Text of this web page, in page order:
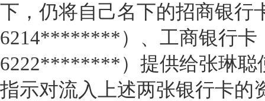
下，仍将自己名下的招商银行
6214********）、工商银行卡
6222********）提供给张琳聪
指示对流入上述两张银行卡的